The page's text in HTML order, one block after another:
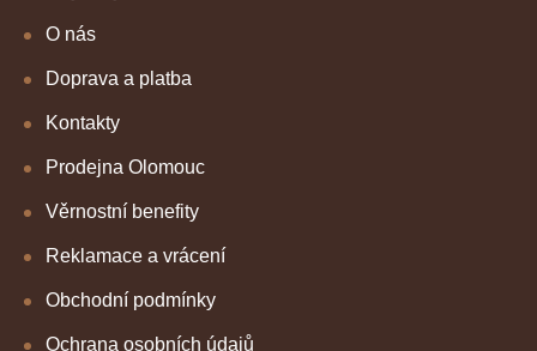
O nás
Doprava a platba
Kontakty
Prodejna Olomouc
Věrnostní benefity
Reklamace a vrácení
Obchodní podmínky
Ochrana osobních údajů